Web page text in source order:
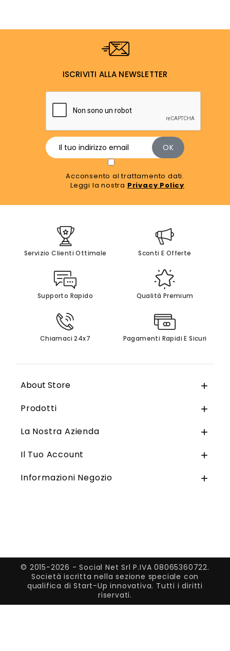
ISCRIVITI ALLA NEWSLETTER
Acconsento al trattamento dati.
Leggi la nostra Privacy Policy
Servizio Clienti Ottimale Sconti E Offerte
Supporto Rapido Qualità Premium
Chiamaci 24x7 Pagamenti Rapidi E Sicuri
About Store 
Prodotti 
La Nostra Azienda 
Il Tuo Account 
Informazioni Negozio 
© 2015-2026 - Social Net Srl P.IVA 08065360722.
Società iscritta nella sezione speciale con
qualifica di Start-Up innovativa. Tutti i diritti
riservati.